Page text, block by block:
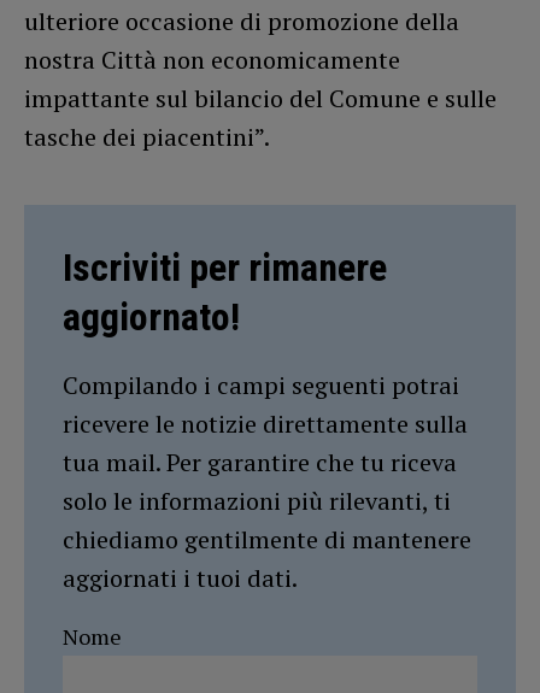
ulteriore occasione di promozione della
nostra Città non economicamente
impattante sul bilancio del Comune e sulle
tasche dei piacentini”.
Iscriviti per rimanere
aggiornato!
Compilando i campi seguenti potrai
ricevere le notizie direttamente sulla
tua mail. Per garantire che tu riceva
solo le informazioni più rilevanti, ti
chiediamo gentilmente di mantenere
aggiornati i tuoi dati.
Nome